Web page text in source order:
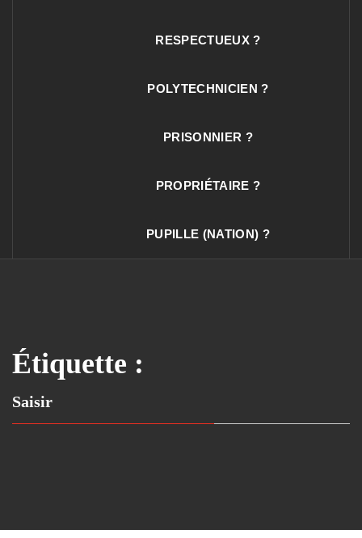
RESPECTUEUX ?
POLYTECHNICIEN ?
PRISONNIER ?
PROPRIÉTAIRE ?
PUPILLE (NATION) ?
Étiquette :
Saisir